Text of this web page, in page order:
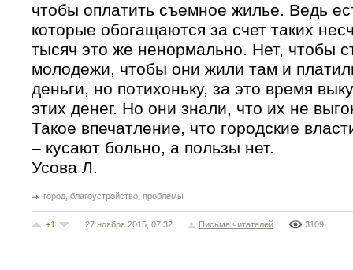
чтобы оплатить съемное жилье. Ведь
которые обогащаются за счет таких
тысяч это же ненормально. Нет, чтобы
молодежи, чтобы они жили там и
деньги, но потихоньку, за это время
этих денег. Но они знали, что их не
Такое впечатление, что городские
– кусают больно, а пользы нет.
Усова Л.
город, благоустройство, проблемы
+1 27 ноября 2015, 07:32 Письма читателей 3109